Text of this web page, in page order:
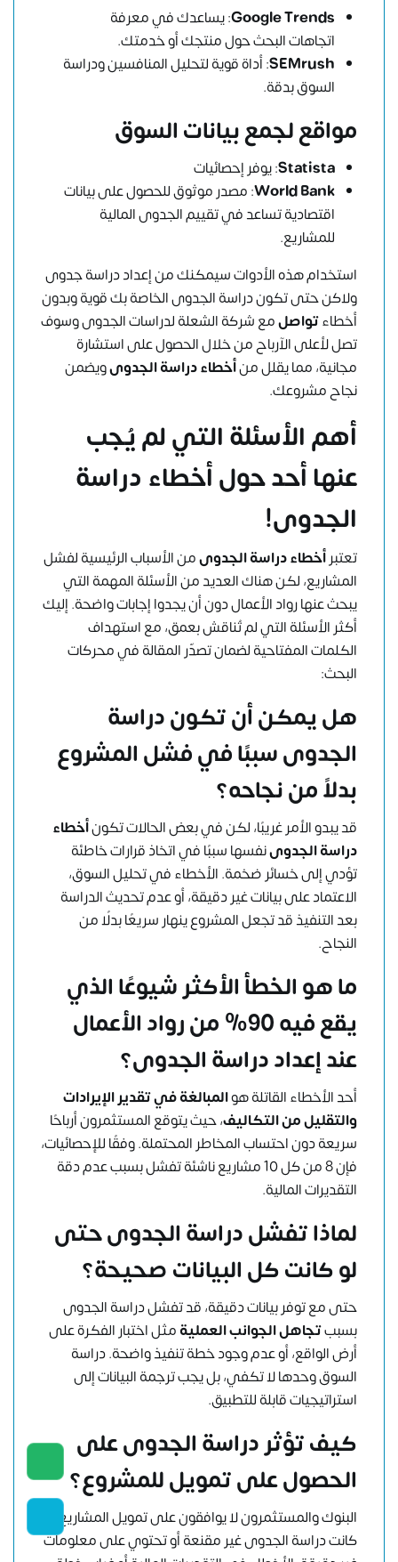
Google Trends: يساعدك في معرفة
اتجاهات البحث حول منتجك أو خدمتك.
SEMrush: أداة قوية لتحليل المنافسين ودراسة
السوق بدقة.
مواقع لجمع بيانات السوق
Statista: يوفر إحصائيات
World Bank: مصدر موثوق للحصول على بيانات
اقتصادية تساعد في تقييم الجدوى المالية
للمشاريع.
استخدام هذه الأدوات سيمكنك من إعداد دراسة جدوى
ولاكن حتى تكون دراسة الجدوى الخاصة بك قوية وبدون
أخطاءتواصلمع شركة الشعلة لدراسات الجدوى وسوف
تصل لأعلى الآرباح من خلال الحصول على استشارة
مجانية، مما يقلل منأخطاء دراسة الجدوىويضمن
نجاح مشروعك.
أهم الأسئلة التي لم يُجب
عنها أحد حول أخطاء دراسة
الجدوى!
تعتبرأخطاء دراسة الجدوىمن الأسباب الرئيسية لفشل
المشاريع، لكن هناك العديد من الأسئلة المهمة التي
يبحث عنها رواد الأعمال دون أن يجدوا إجابات واضحة. إليك
أكثر الأسئلة التي لم تُناقش بعمق، مع استهداف
الكلمات المفتاحية لضمان تصدّر المقالة في محركات
البحث:
هل يمكن أن تكون دراسة
الجدوى سببًا في فشل المشروع
بدلاً من نجاحه؟
قد يبدو الأمر غريبًا، لكن في بعض الحالات تكونأخطاء
دراسة الجدوىنفسها سببًا في اتخاذ قرارات خاطئة
تؤدي إلى خسائر ضخمة. الأخطاء في تحليل السوق،
الاعتماد على بيانات غير دقيقة، أو عدم تحديث الدراسة
بعد التنفيذ قد تجعل المشروع ينهار سريعًا بدلًا من
النجاح.
ما هو الخطأ الأكثر شيوعًا الذي
يقع فيه 90% من رواد الأعمال
عند إعداد دراسة الجدوى؟
أحد الأخطاء القاتلة هوالمبالغة في تقدير الإيرادات
والتقليل من التكاليف، حيث يتوقع المستثمرون أرباحًا
سريعة دون احتساب المخاطر المحتملة. وفقًا للإحصائيات،
فإن 8 من كل 10 مشاريع ناشئة تفشل بسبب عدم دقة
التقديرات المالية.
لماذا تفشل دراسة الجدوى حتى
لو كانت كل البيانات صحيحة؟
حتى مع توفر بيانات دقيقة، قد تفشل دراسة الجدوى
بسببتجاهل الجوانب العمليةمثل اختبار الفكرة على
أرض الواقع، أو عدم وجود خطة تنفيذ واضحة. دراسة
السوق وحدها لا تكفي، بل يجب ترجمة البيانات إلى
استراتيجيات قابلة للتطبيق.
كيف تؤثر دراسة الجدوى على
الحصول على تمويل للمشروع؟
البنوك والمستثمرون لا يوافقون على تمويل المشاريع إذا
كانت دراسة الجدوى غير مقنعة أو تحتوي على معلومات